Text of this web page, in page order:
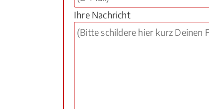
Ihre Nachricht